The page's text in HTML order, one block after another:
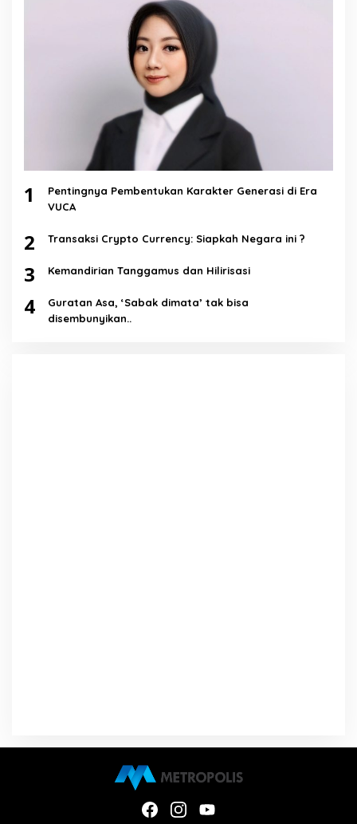
1
Pentingnya Pembentukan Karakter Generasi di Era
VUCA
2 Transaksi Crypto Currency: Siapkah Negara ini ?
3 Kemandirian Tanggamus dan Hilirisasi
4
Guratan Asa, ‘Sabak dimata’ tak bisa
disembunyikan..